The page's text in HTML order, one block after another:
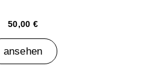
50,00 €
ansehen